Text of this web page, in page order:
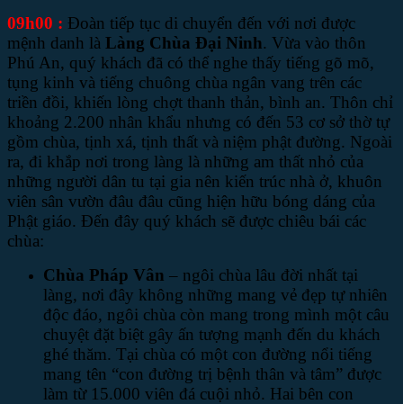
09h00 : Đoàn tiếp tục di chuyển đến với nơi được
mệnh danh là Làng Chùa Đại Ninh. Vừa vào thôn
Phú An, quý khách đã có thể nghe thấy tiếng gõ mõ,
tụng kinh và tiếng chuông chùa ngân vang trên các
triền đồi, khiến lòng chợt thanh thản, bình an. Thôn chỉ
khoảng 2.200 nhân khẩu nhưng có đến 53 cơ sở thờ tự
gồm chùa, tịnh xá, tịnh thất và niệm phật đường. Ngoài
ra, đi khắp nơi trong làng là những am thất nhỏ của
những người dân tu tại gia nên kiến trúc nhà ở, khuôn
viên sân vườn đâu đâu cũng hiện hữu bóng dáng của
Phật giáo. Đến đây quý khách sẽ được chiêu bái các
chùa:
Chùa Pháp Vân – ngôi chùa lâu đời nhất tại
làng, nơi đây không những mang vẻ đẹp tự nhiên
độc đáo, ngôi chùa còn mang trong mình một câu
chuyệt đặt biệt gây ấn tượng mạnh đến du khách
ghé thăm. Tại chùa có một con đường nổi tiếng
mang tên “con đường trị bệnh thân và tâm” được
làm từ 15.000 viên đá cuội nhỏ. Hai bên con